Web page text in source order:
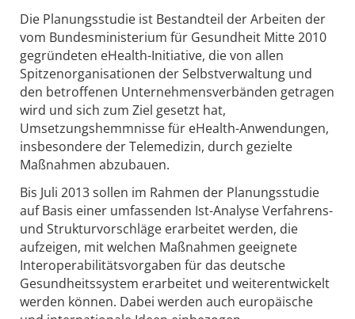
Die Planungsstudie ist Bestandteil der Arbeiten der
vom Bundesministerium für Gesundheit Mitte 2010
gegründeten eHealth-Initiative, die von allen
Spitzenorganisationen der Selbstverwaltung und
den betroffenen Unternehmensverbänden getragen
wird und sich zum Ziel gesetzt hat,
Umsetzungshemmnisse für eHealth-Anwendungen,
insbesondere der Telemedizin, durch gezielte
Maßnahmen abzubauen.
Bis Juli 2013 sollen im Rahmen der Planungsstudie
auf Basis einer umfassenden Ist-Analyse Verfahrens-
und Strukturvorschläge erarbeitet werden, die
aufzeigen, mit welchen Maßnahmen geeignete
Interoperabilitätsvorgaben für das deutsche
Gesundheitssystem erarbeitet und weiterentwickelt
werden können. Dabei werden auch europäische